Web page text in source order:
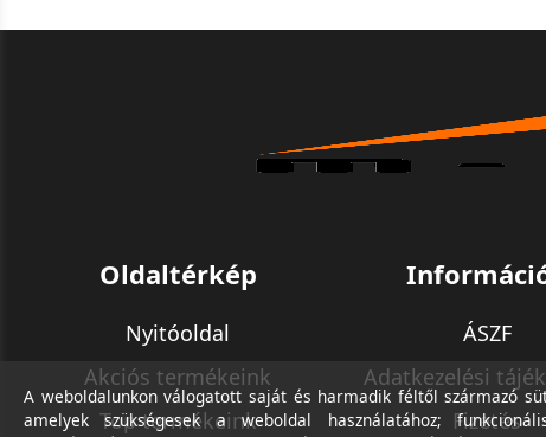
Oldaltérkép
Nyitóoldal
Akciós termékeink
Top termékeink
ÁSZF
Adatkezelési
Fizetés
A weboldalunkon válogatott saját és harmadik féltől származó
amelyek szükségesek a weboldal használatához;